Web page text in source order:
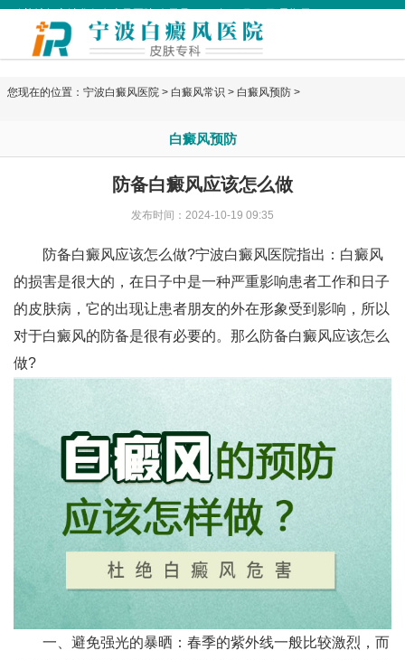
您现在的位置： 宁波白癜风医院 > 白癜风常识 > 白癜风预防 >
白癜风预防
防备白癜风应该怎么做
发布时间：2024-10-19 09:35
防备白癜风应该怎么做?宁波白癜风医院指出：白癜风
的损害是很大的，在日子中是一种严重影响患者工作和日子
的皮肤病，它的出现让患者朋友的外在形象受到影响，所以
对于白癜风的防备是很有必要的。那么防备白癜风应该怎么
做?
一、避免强光的暴晒：春季的紫外线一般比较激烈，而